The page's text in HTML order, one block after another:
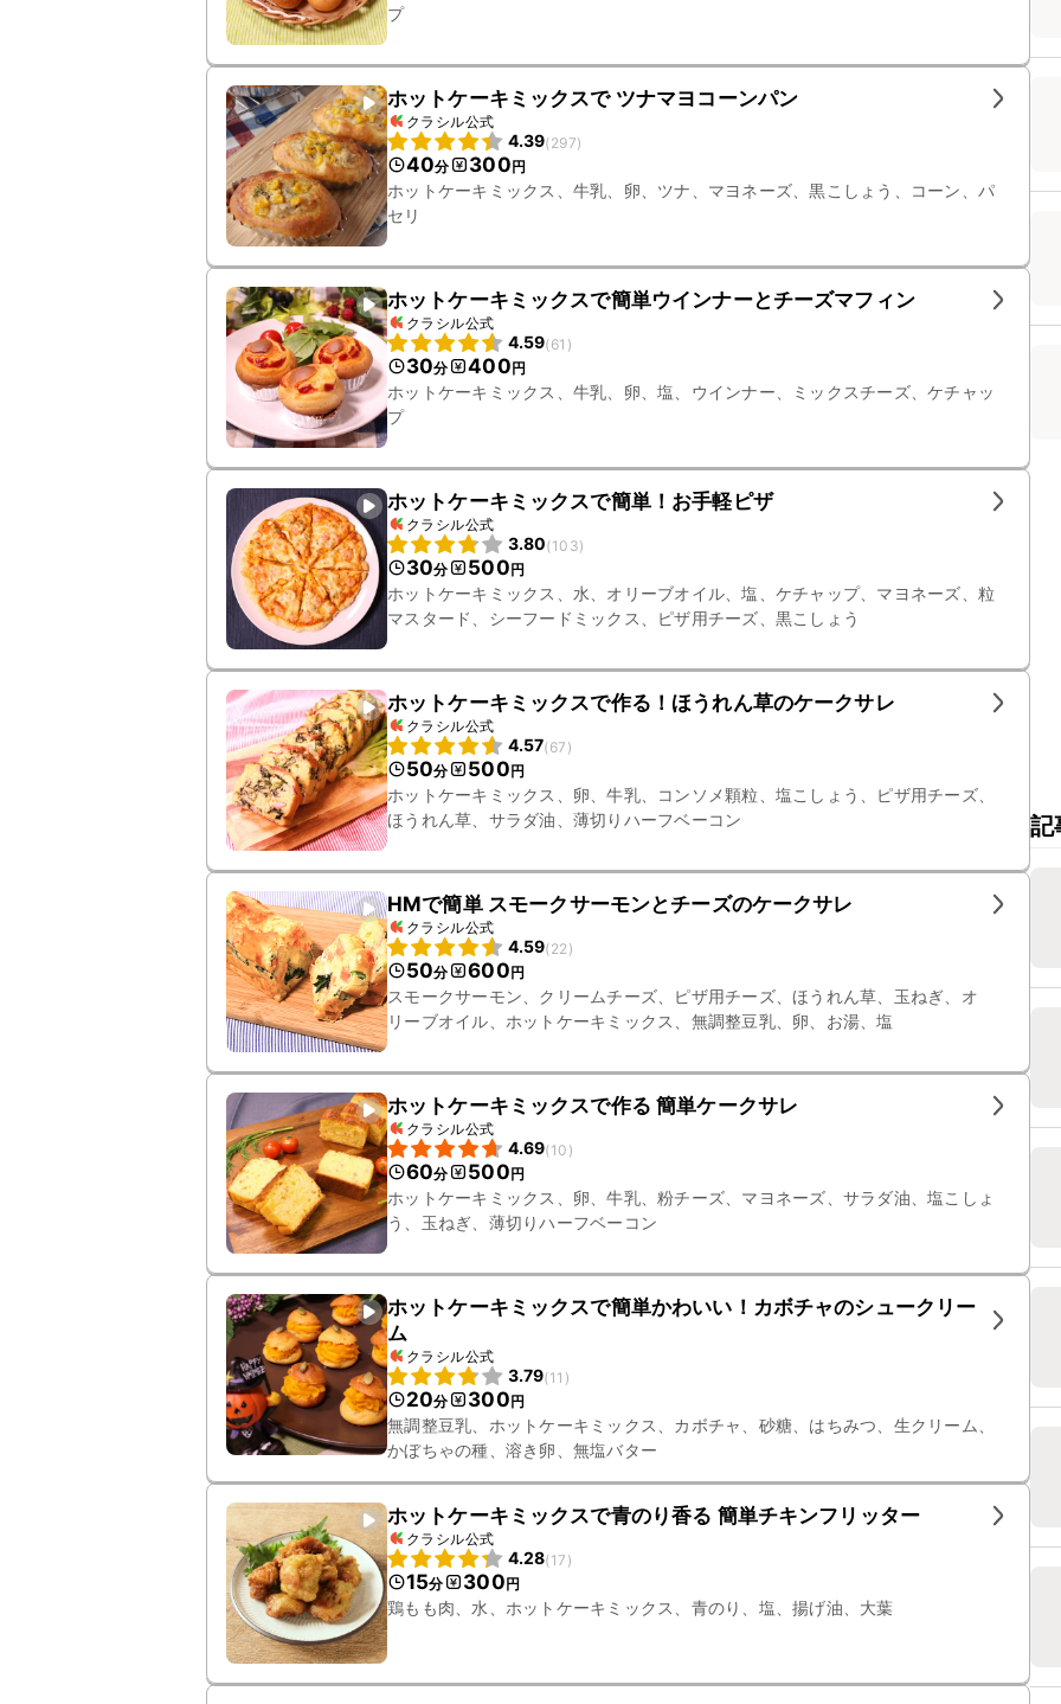
プ
ホットケーキミックスで ツナマヨコーンパン
クラシル公式
4.39(297)
40分 300円
ホットケーキミックス、牛乳、卵、ツナ、マヨネーズ、黒こしょう、コーン、パ
セリ
ホットケーキミックスで簡単ウインナーとチーズマフィン
クラシル公式
4.59(61 )
30分 400円
ホットケーキミックス、牛乳、卵、塩、ウインナー、ミックスチーズ、ケチャッ
プ
ホットケーキミックスで簡単！お手軽ピザ
クラシル公式
3.80(103)
30分 500円
ホットケーキミックス、水、オリーブオイル、塩、ケチャップ、マヨネーズ、粒
マスタード、シーフードミックス、ピザ用チーズ、黒こしょう
ホットケーキミックスで作る！ほうれん草のケークサレ
クラシル公式
4.57(67 )
50分 500円
ホットケーキミックス、卵、牛乳、コンソメ顆粒、塩こしょう、ピザ用チーズ、
ほうれん草、サラダ油、薄切りハーフベーコン
HMで簡単 スモークサーモンとチーズのケークサレ
クラシル公式
4.59(22 )
50分 600円
スモークサーモン、クリームチーズ、ピザ用チーズ、ほうれん草、玉ねぎ、オ
リーブオイル、ホットケーキミックス、無調整豆乳、卵、お湯、塩
ホットケーキミックスで作る 簡単ケークサレ
クラシル公式
4.69(10 )
60分 500円
ホットケーキミックス、卵、牛乳、粉チーズ、マヨネーズ、サラダ油、塩こしょ
う、玉ねぎ、薄切りハーフベーコン
ホットケーキミックスで簡単かわいい！カボチャのシュークリー
ム
クラシル公式
3.79(11 )
20分 300円
無調整豆乳、ホットケーキミックス、カボチャ、砂糖、はちみつ、生クリーム、
かぼちゃの種、溶き卵、無塩バター
ホットケーキミックスで青のり香る 簡単チキンフリッター
クラシル公式
4.28(17 )
15分 300円
鶏もも肉、水、ホットケーキミックス、青のり、塩、揚げ油、大葉
記